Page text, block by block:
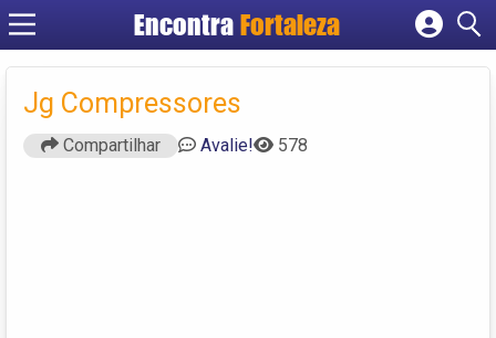
EncontraFortaleza
Cadastrar empresa
Criar conta
Jg Compressores
Compartilhar Avalie! 578